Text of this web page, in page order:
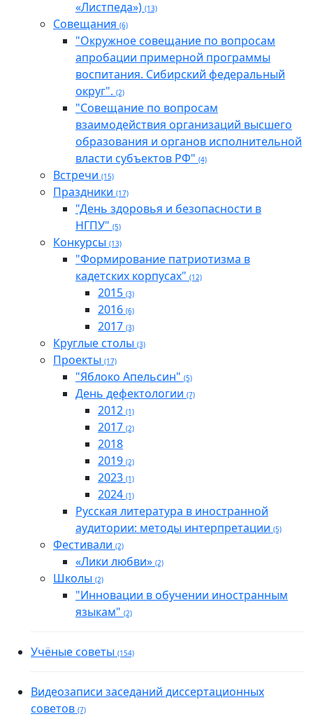
«Листпеда») (13)
Совещания (6)
"Окружное совещание по вопросам
апробации примерной программы
воспитания. Сибирский федеральный
округ". (2)
"Совещание по вопросам
взаимодействия организаций высшего
образования и органов исполнительной
власти субъектов РФ" (4)
Встречи (15)
Праздники (17)
"День здоровья и безопасности в
НГПУ" (5)
Конкурсы (13)
"Формирование патриотизма в
кадетских корпусах" (12)
2015 (3)
2016 (6)
2017 (3)
Круглые столы (3)
Проекты (17)
"Яблоко Апельсин" (5)
День дефектологии (7)
2012 (1)
2017 (2)
2018
2019 (2)
2023 (1)
2024 (1)
Русская литература в иностранной
аудитории: методы интерпретации (5)
Фестивали (2)
«Лики любви» (2)
Школы (2)
"Инновации в обучении иностранным
языкам" (2)
Учёные советы (154)
Видеозаписи заседаний диссертационных
советов (7)